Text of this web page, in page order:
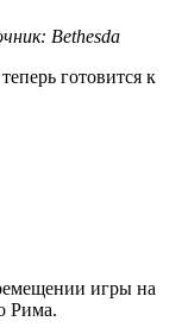
Bethesda
готовится к
игры на
Рима.